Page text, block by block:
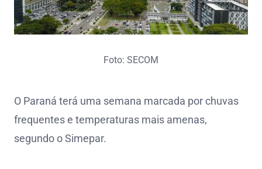
Foto: SECOM
O Paraná terá uma semana marcada por chuvas
frequentes e temperaturas mais amenas,
segundo o Simepar.